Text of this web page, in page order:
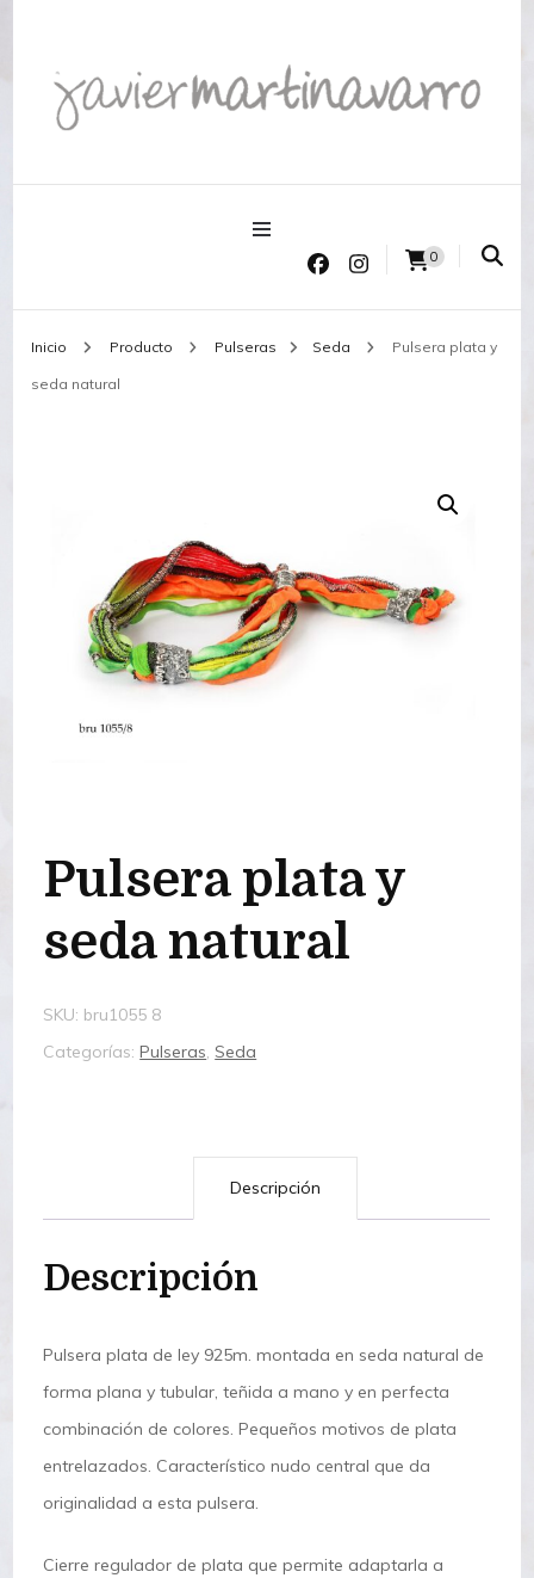
Joyería Javier Martinavarro
0
Inicio Producto Pulseras Seda Pulsera plata y
seda natural
Pulsera plata y
seda natural
SKU: bru1055 8
Categorías:Pulseras,Seda
Descripción
Descripción
Pulsera plata de ley 925m. montada en seda natural de
forma plana y tubular, teñida a mano y en perfecta
combinación de colores. Pequeños motivos de plata
entrelazados. Característico nudo central que da
originalidad a esta pulsera.
Cierre regulador de plata que permite adaptarla a